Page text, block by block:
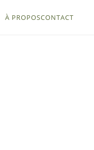
À PROPOSCONTACT